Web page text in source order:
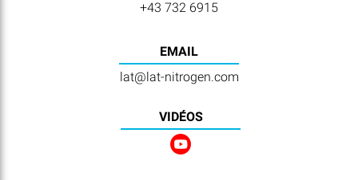
+43 732 6915
EMAIL
lat@lat-nitrogen.com
VIDÉOS